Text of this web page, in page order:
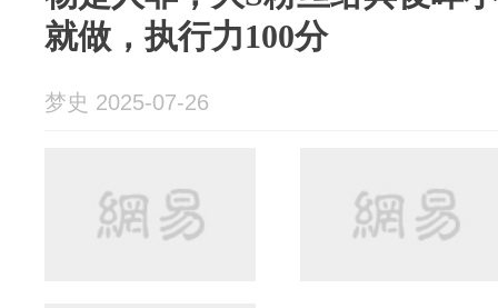
就做，执行力100分
梦史 2025-07-26